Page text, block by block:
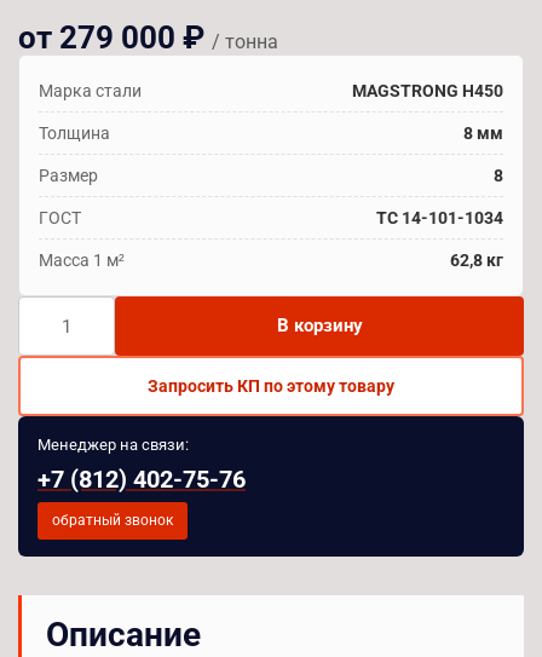
от 279 000 ₽ / тонна
Марка стали MAGSTRONG H450
Толщина 8 мм
Размер 8
ГОСТ TC 14-101-1034
Масса 1 м² 62,8 кг
H450
мм
В корзину
Запросить КП по этому товару
Менеджер на связи:
+7 (812) 402-75-76
обратный звонок
Описание